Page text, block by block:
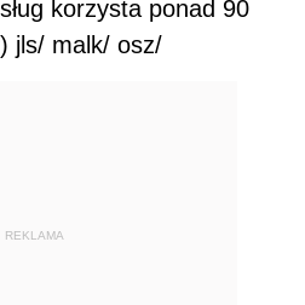
korzysta ponad 90
jls/ malk/ osz/
REKLAMA